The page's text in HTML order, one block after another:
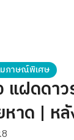
ภาษณ์พิเศษ
แฝดดาว
าด | ห